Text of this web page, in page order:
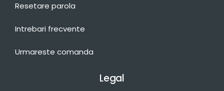
Resetare parola
Intrebari frecvente
Urmareste comanda
Legal